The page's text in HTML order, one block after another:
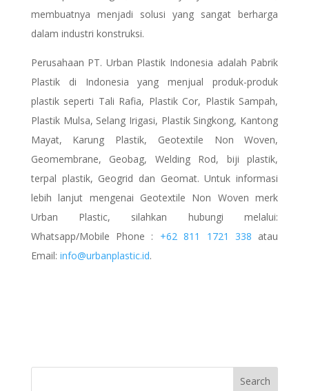
membuatnya menjadi solusi yang sangat berharga
dalam industri konstruksi.
Perusahaan PT. Urban Plastik Indonesia adalah Pabrik
Plastik di Indonesia yang menjual produk-produk
plastik seperti Tali Rafia, Plastik Cor, Plastik Sampah,
Plastik Mulsa, Selang Irigasi, Plastik Singkong, Kantong
Mayat, Karung Plastik, Geotextile Non Woven,
Geomembrane, Geobag, Welding Rod, biji plastik,
terpal plastik, Geogrid dan Geomat. Untuk informasi
lebih lanjut mengenai Geotextile Non Woven merk
Urban Plastic, silahkan hubungi melalui:
Whatsapp/Mobile Phone : +62 811 1721 338 atau
Email: info@urbanplastic.id.
Search